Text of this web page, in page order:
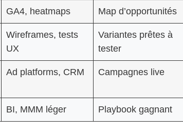
GA4, heatmaps Map d’opportunités
Wireframes, tests
UX
Variantes prêtes à
tester
Ad platforms, CRM Campagnes live
BI, MMM léger Playbook gagnant